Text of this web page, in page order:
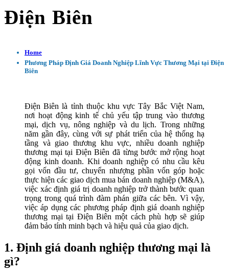
Điện Biên
Home
Phương Pháp Định Giá Doanh Nghiệp Lĩnh Vực Thương Mại tại Điện
Biên
Điện Biên là tỉnh thuộc khu vực Tây Bắc Việt Nam,
nơi hoạt động kinh tế chủ yếu tập trung vào thương
mại, dịch vụ, nông nghiệp và du lịch. Trong những
năm gần đây, cùng với sự phát triển của hệ thống hạ
tầng và giao thương khu vực, nhiều doanh nghiệp
thương mại tại Điện Biên đã từng bước mở rộng hoạt
động kinh doanh. Khi doanh nghiệp có nhu cầu kêu
gọi vốn đầu tư, chuyển nhượng phần vốn góp hoặc
thực hiện các giao dịch mua bán doanh nghiệp (M&A),
việc xác định giá trị doanh nghiệp trở thành bước quan
trọng trong quá trình đàm phán giữa các bên. Vì vậy,
việc áp dụng các phương pháp định giá doanh nghiệp
thương mại tại Điện Biên một cách phù hợp sẽ giúp
đảm bảo tính minh bạch và hiệu quả của giao dịch.
1. Định giá doanh nghiệp thương mại là
gì?